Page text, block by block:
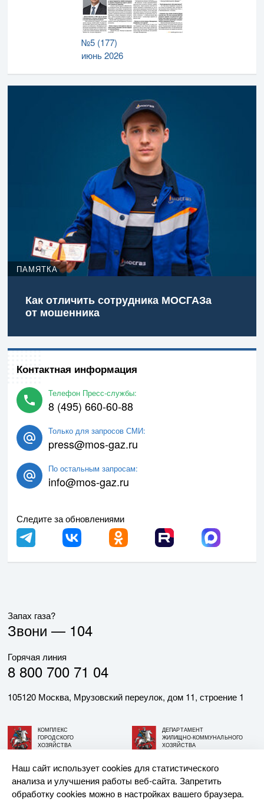
№5 (177)
июнь 2026
ПАМЯТКА
Как отличить сотрудника МОСГАЗа
от мошенника
Контактная информация
Телефон Пресс-службы:
8 (495) 660-60-88
Только для запросов СМИ:
press@mos-gaz.ru
По остальным запросам:
info@mos-gaz.ru
Следите за обновлениями
Запах газа?
Звони — 104
Горячая линия
8 800 700 71 04
105120 Москва, Мрузовский переулок, дом 11, строение 1
КОМПЛЕКС
ГОРОДСКОГО
ХОЗЯЙСТВА
ДЕПАРТАМЕНТ
ЖИЛИЩНО-КОММУНАЛЬНОГО
ХОЗЯЙСТВА
© АО «МОСГАЗ», 2026. При использовании материалов
Наш сайт использует cookies для статистического
анализа и улучшения работы веб-сайта. Запретить
обработку cookies можно в настройках вашего браузера.